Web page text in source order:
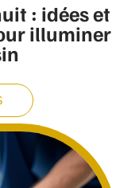
: idées et
illuminer